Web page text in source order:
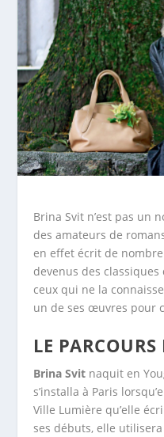
Brina Svit n’est pas un
des amateurs de
en effet écrit de
devenus des
ceux qui ne la
un de ses œuvres pour
LE
Brina Svit naquit en
s’installa à Paris
Ville Lumière qu’elle
ses débuts, elle